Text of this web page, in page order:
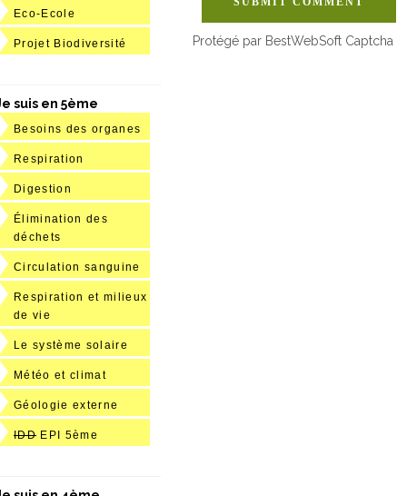
Protégé par BestWebSoft Captcha
Eco-Ecole
Projet Biodiversité
suis en 5ème
Besoins des organes
Respiration
Digestion
Élimination des
déchets
Circulation sanguine
Respiration et milieux
de vie
Le système solaire
Météo et climat
Géologie externe
IDD EPI 5ème